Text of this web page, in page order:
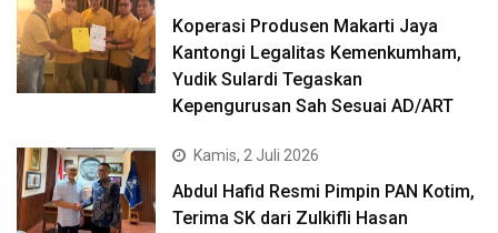
Koperasi Produsen Makarti Jaya
Kantongi Legalitas Kemenkumham,
Yudik Sulardi Tegaskan
Kepengurusan Sah Sesuai AD/ART
Kamis, 2 Juli 2026
Abdul Hafid Resmi Pimpin PAN Kotim,
Terima SK dari Zulkifli Hasan